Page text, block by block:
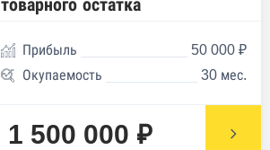
товарного остатка
Прибыль
50 000 ₽
Окупаемость
30 мес.
1 500 000 ₽